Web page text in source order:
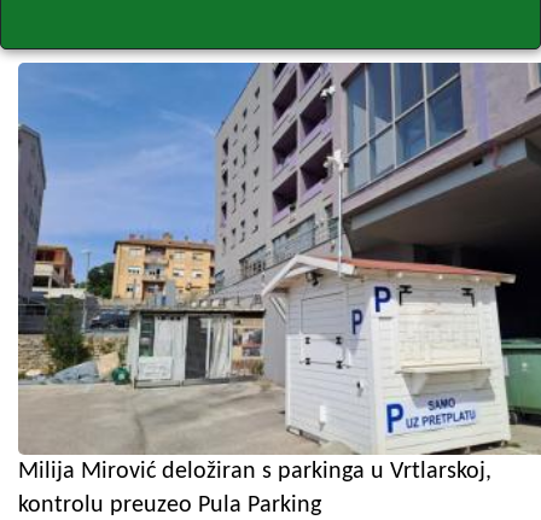
Milija Mirović deložiran s parkinga u Vrtlarskoj,
kontrolu preuzeo Pula Parking